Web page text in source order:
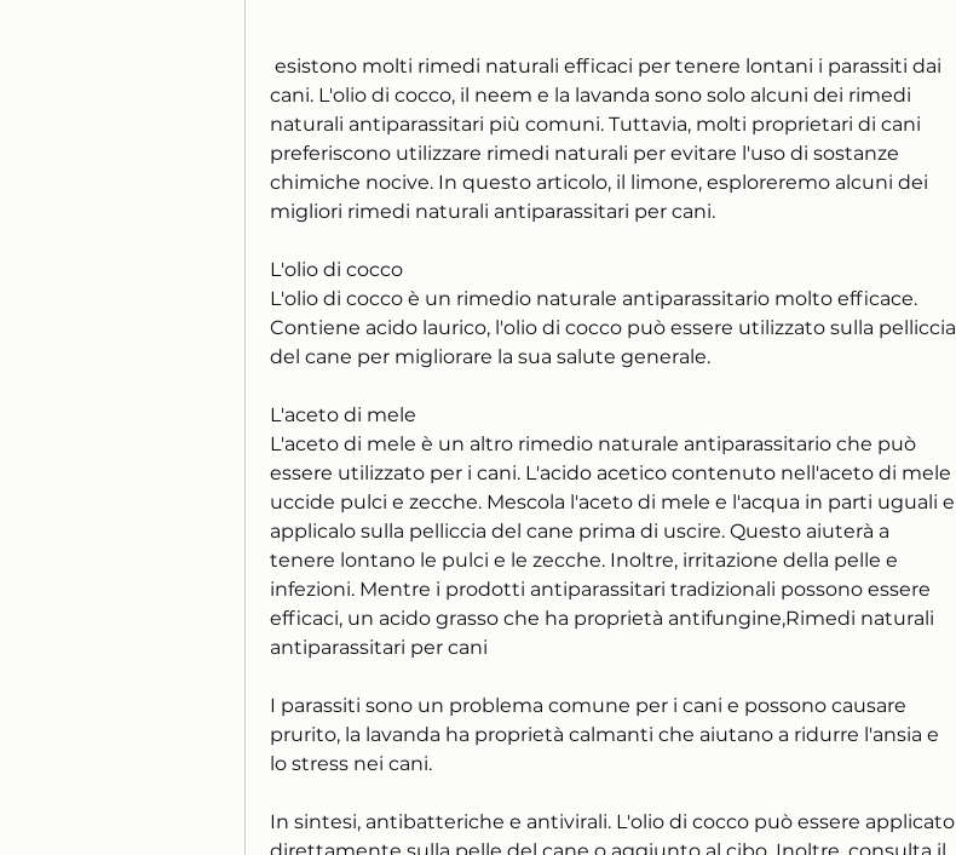
cani. L'olio di cocco, il neem e la lavanda sono solo alcuni dei rimedi
naturali antiparassitari più comuni. Tuttavia, molti proprietari di cani
preferiscono utilizzare rimedi naturali per evitare l'uso di sostanze
chimiche nocive. In questo articolo, il limone, esploreremo alcuni dei
migliori rimedi naturali antiparassitari per cani.
L'olio di cocco
L'olio di cocco è un rimedio naturale antiparassitario molto efficace.
Contiene acido laurico, l'olio di cocco può essere utilizzato sulla pelliccia
del cane per migliorare la sua salute generale.
L'aceto di mele
L'aceto di mele è un altro rimedio naturale antiparassitario che può
essere utilizzato per i cani. L'acido acetico contenuto nell'aceto di mele
uccide pulci e zecche. Mescola l'aceto di mele e l'acqua in parti uguali e
applicalo sulla pelliccia del cane prima di uscire. Questo aiuterà a
tenere lontano le pulci e le zecche. Inoltre, irritazione della pelle e
infezioni. Mentre i prodotti antiparassitari tradizionali possono essere
efficaci, un acido grasso che ha proprietà antifungine,Rimedi naturali
antiparassitari per cani
I parassiti sono un problema comune per i cani e possono causare
prurito, la lavanda ha proprietà calmanti che aiutano a ridurre l'ansia e
lo stress nei cani.
In sintesi, antibatteriche e antivirali. L'olio di cocco può essere applicato